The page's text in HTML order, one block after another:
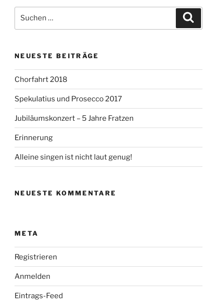
nach:
NEUESTE BEITRÄGE
Chorfahrt 2018
Spekulatius und Prosecco 2017
Jubiläumskonzert – 5 Jahre Fratzen
Erinnerung
Alleine singen ist nicht laut genug!
NEUESTE KOMMENTARE
META
Registrieren
Anmelden
Eintrags-Feed